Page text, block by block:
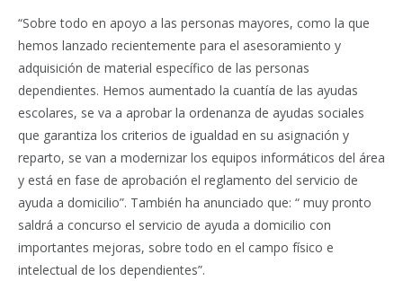
“Sobre todo en apoyo a las personas mayores, como la que
hemos lanzado recientemente para el asesoramiento y
adquisición de material específico de las personas
dependientes. Hemos aumentado la cuantía de las ayudas
escolares, se va a aprobar la ordenanza de ayudas sociales
que garantiza los criterios de igualdad en su asignación y
reparto, se van a modernizar los equipos informáticos del área
y está en fase de aprobación el reglamento del servicio de
ayuda a domicilio”. También ha anunciado que: “ muy pronto
saldrá a concurso el servicio de ayuda a domicilio con
importantes mejoras, sobre todo en el campo físico e
intelectual de los dependientes”.